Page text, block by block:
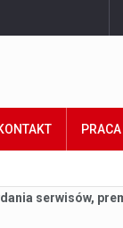
serwisów,